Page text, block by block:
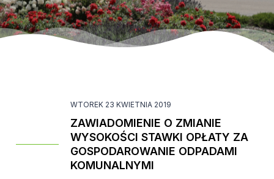
WTOREK 23 KWIETNIA 2019
ZAWIADOMIENIE O ZMIANIE
WYSOKOŚCI STAWKI OPŁATY ZA
GOSPODAROWANIE ODPADAMI
KOMUNALNYMI